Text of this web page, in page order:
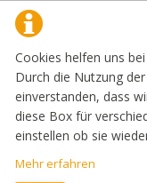
Cookies helfen uns
Durch die Nutzung
einverstanden, dass
diese Box für
einstellen ob sie
Mehr erfahren